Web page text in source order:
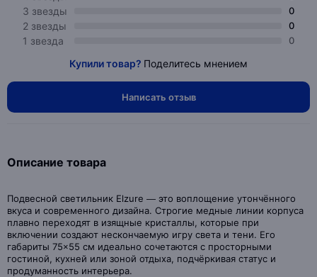
3 звезды 0
2 звезды 0
1 звезда 0
Купили товар? Поделитесь мнением
Написать отзыв
Описание товара
Подвесной светильник Elzure — это воплощение утончённого
вкуса и современного дизайна. Строгие медные линии корпуса
плавно переходят в изящные кристаллы, которые при
включении создают нескончаемую игру света и тени. Его
габариты 75×55 см идеально сочетаются с просторными
гостиной, кухней или зоной отдыха, подчёркивая статус и
продуманность интерьера.